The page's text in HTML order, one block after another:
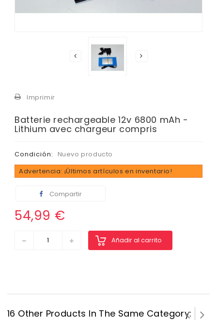
Imprimir
Batterie rechargeable 12v 6800 mAh -
Lithium avec chargeur compris
Condición:
Nuevo producto
Advertencia: ¡Últimos artículos en inventario!
Compartir
54,99 €
Añadir al carrito
16 Other Products In The Same Category: